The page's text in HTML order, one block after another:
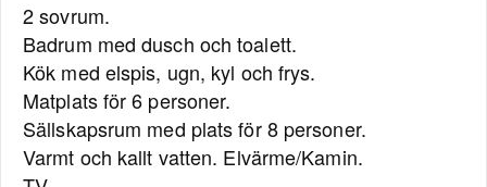
2 sovrum.
Badrum med dusch och toalett.
Kök med elspis, ugn, kyl och frys.
Matplats för 6 personer.
Sällskapsrum med plats för 8 personer.
Varmt och kallt vatten. Elvärme/Kamin.